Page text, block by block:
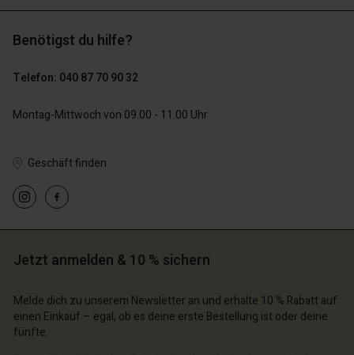
Konto
| Ein Land auswählen
Konto
| Ein Land auswählen
Konto
| Ein Land auswählen
finden
| Ein Land auswählen
Konto
| Ein Land auswählen
| Ein Land auswählen
| Ein Land auswählen
Benötigst du hilfe?
Telefon: 040 87 70 90 32
Montag-Mittwoch von 09.00 - 11.00 Uhr
Geschäft finden
Jetzt anmelden & 10 % sichern
Melde dich zu unserem Newsletter an und erhalte 10 % Rabatt auf
einen Einkauf – egal, ob es deine erste Bestellung ist oder deine
fünfte.